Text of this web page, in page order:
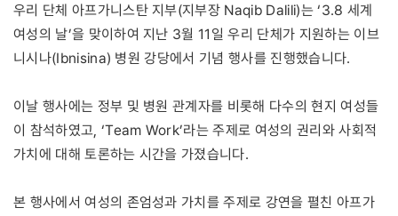
우리 단체 아프가니스탄 지부(지부장 Naqib Dalili)는 ‘3.8 세계
여성의 날’을 맞이하여 지난 3월 11일 우리 단체가 지원하는 이브
니시나(Ibnisina) 병원 강당에서 기념 행사를 진행했습니다.
이날 행사에는 정부 및 병원 관계자를 비롯해 다수의 현지 여성들
이 참석하였고, ‘Team Work’라는 주제로 여성의 권리와 사회적
가치에 대해 토론하는 시간을 가졌습니다.
본 행사에서 여성의 존엄성과 가치를 주제로 강연을 펼친 아프가